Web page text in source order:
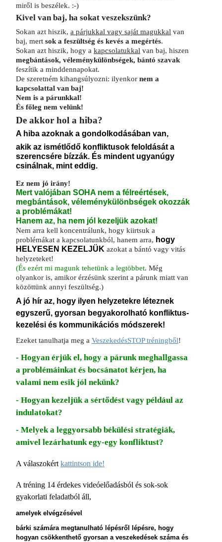
miről is beszélek. :-)
Kivel van baj, ha sokat veszekszünk?
Sokan azt hiszik, a párjukkal vagy saját magukkal van
baj, mert sok a feszültség és kevés a megértés.
Sokan azt hiszik, hogy a kapcsolatukkal van baj, hiszen
megbántások, véleménykülönbségek, bántó szavak
feszítik a minddennapokat.
De szeretném kihangsúlyozni: ilyenkor nem a
kapcsolattal van baj!
Nem is a párunkkal!
És főleg nem velünk!
De akkor hol a hiba?
A hiba azoknak a gondolkodásában van,
akik az ismétlődő konfliktusok feloldását a
szerencsére bízzák. És mindent ugyanúgy
csinálnak, mint eddig.
Ez nem jó irány!
Mert valójában SOHA nem a félreértések,
megbántások, véleménykülönbségek okozzák
a problémákat!
Hanem az, ha nem jól kezeljük azokat!
Nem arra kell koncentrálunk, hogy kiirtsuk a
problémákat a kapcsolatunkból, hanem arra, hogy
HELYESEN KEZELJÜK azokat a bántó vagy vitás
helyzeteket!
(És ezért mi magunk tehetünk a legtöbbet. Még
olyankor is, amikor érzésünk szerint a párunk miatt van
közöttünk annyi feszültség.)
A jó hír az, hogy ilyen helyzetekre léteznek
egyszerű, gyorsan begyakorolható konfliktus-
kezelési és kommunikációs módszerek!
Ezeket tanulhatja meg a VeszekedésSTOP tréningből!
- Hogyan érjük el, hogy a párunk meghallgassa
a problémáinkat és bocsánatot kérjen, ha
valami nem esik jól nekünk?
- Hogyan kezeljük a sértődést vagy például az
indulatokat?
- Melyek a leggyorsabb békülési stratégiák,
amivel lezárhatunk egy-egy konfliktust?
A válaszokért kattintson ide!
A tréning 14 érdekes videóelőadásból és sok-sok
gyakorlati feladatból áll,
amelyek elvégzésével
bárki számára megtanulható lépésről lépésre, hogy
hogyan csökkenthető gyorsan a veszekedések száma és